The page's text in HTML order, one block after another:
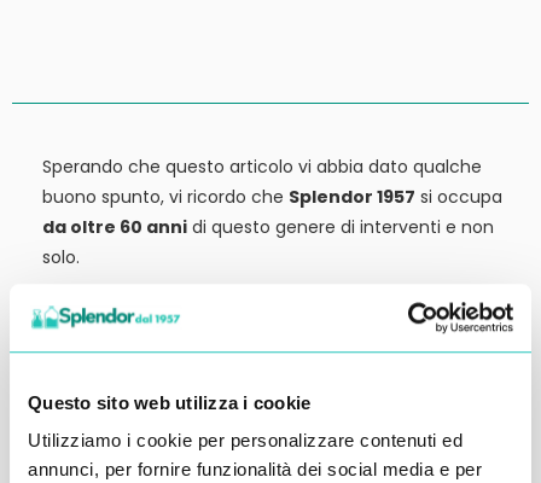
Questo sito web utilizza i cookie
Utilizziamo i cookie per personalizzare contenuti ed
annunci, per fornire funzionalità dei social media e per
Sperando che questo articolo vi abbia dato qualche
buono spunto, vi ricordo che Splendor 1957 si occupa
da oltre 60 anni di questo genere di interventi e non
solo.
Siamo anche
rivenditori di detergenti, macchinari
ed attrezzature:
tutto ciò che potrebbe servirvi,
Contattateci qui per preventivi o anche solo per
richiedere qualche informazione.
Ci vediamo al prossimo articolo.